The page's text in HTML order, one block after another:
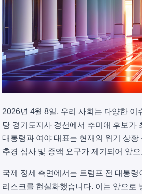
2026년 4월 8일, 우리 사회는 다양한
당 경기도지사 경선에서 추미애 후보가
대통령과 여야 대표는 현재의 위기 상
추경 심사 및 증액 요구가 제기되어 앞
국제 정세 측면에서는 트럼프 전 대통
리스크를 현실화했습니다. 이는 앞으로